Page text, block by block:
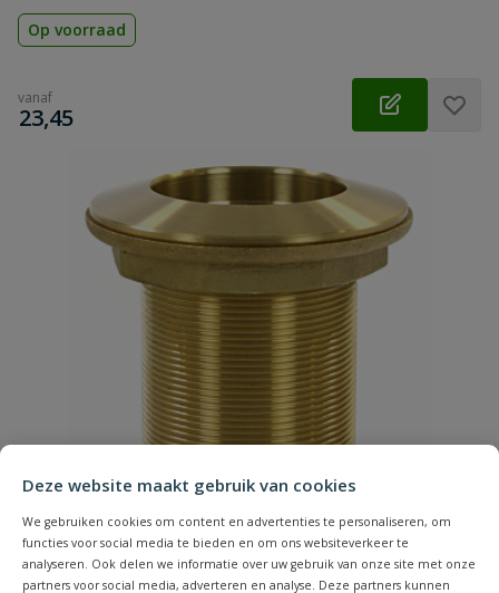
Deze website maakt gebruik van cookies
We gebruiken cookies om content en advertenties te personaliseren, om
functies voor social media te bieden en om ons websiteverkeer te
analyseren. Ook delen we informatie over uw gebruik van onze site met onze
partners voor social media, adverteren en analyse. Deze partners kunnen
Op voorraad
vanaf
€
23,45